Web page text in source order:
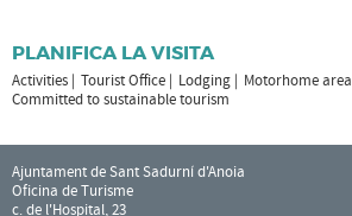
PLANIFICA LA VISITA
Activities Tourist Office Lodging Motorhome area
Committed to sustainable tourism
Ajuntament de Sant Sadurní d'Anoia
Oficina de Turisme
c. de l'Hospital, 23